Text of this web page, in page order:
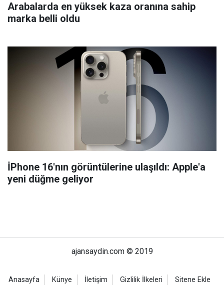
Arabalarda en yüksek kaza oranına sahip
marka belli oldu
İPhone 16'nın görüntülerine ulaşıldı: Apple'a
yeni düğme geliyor
ajansaydin.com © 2019
Anasayfa Künye İletişim Gizlilik İlkeleri Sitene Ekle